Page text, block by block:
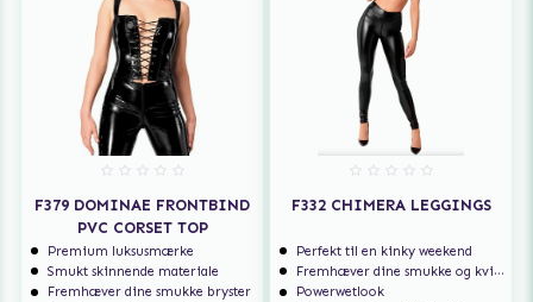
F379 DOMINAE FRONTBIND
PVC CORSET TOP
Premium luksusmærke
Smukt skinnende materiale
Fremhæver dine smukke bryster
F332 CHIMERA LEGGINGS
Perfekt til en kinky weekend
Fremhæver dine smukke og kvindelige former
Powerwetlook